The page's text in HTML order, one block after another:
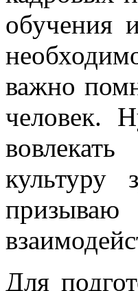
обучения
важно
человек.
культуру
призываю
Для